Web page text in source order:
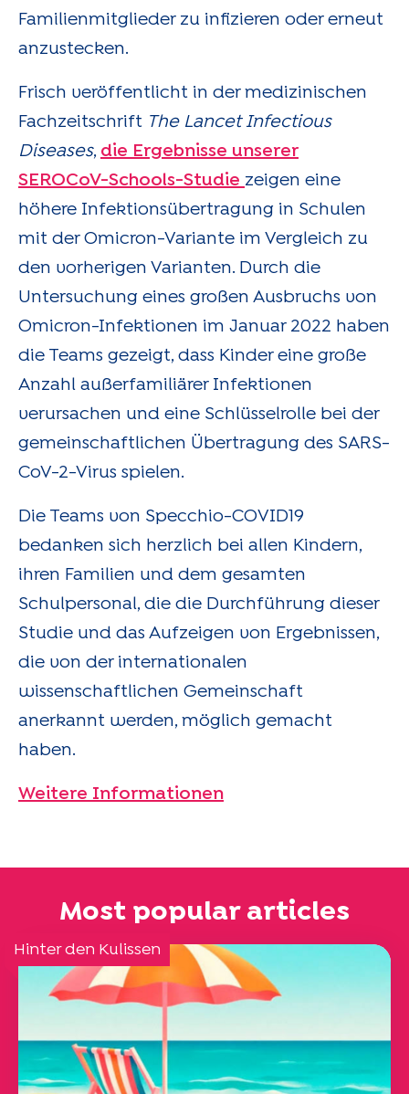
Familienmitglieder zu infizieren oder erneut
anzustecken.
Frisch veröffentlicht in der medizinischen
Fachzeitschrift The Lancet Infectious
Diseases, die Ergebnisse unserer
SEROCoV-Schools-Studie zeigen eine
höhere Infektionsübertragung in Schulen
mit der Omicron-Variante im Vergleich zu
den vorherigen Varianten. Durch die
Untersuchung eines großen Ausbruchs von
Omicron-Infektionen im Januar 2022 haben
die Teams gezeigt, dass Kinder eine große
Anzahl außerfamiliärer Infektionen
verursachen und eine Schlüsselrolle bei der
gemeinschaftlichen Übertragung des SARS-
CoV-2-Virus spielen.
Die Teams von Specchio-COVID19
bedanken sich herzlich bei allen Kindern,
ihren Familien und dem gesamten
Schulpersonal, die die Durchführung dieser
Studie und das Aufzeigen von Ergebnissen,
die von der internationalen
wissenschaftlichen Gemeinschaft
anerkannt werden, möglich gemacht
haben.
Weitere Informationen
Most popular articles
Hinter den Kulissen